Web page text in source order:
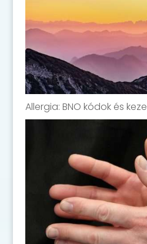
Allergia: BNO kódok és